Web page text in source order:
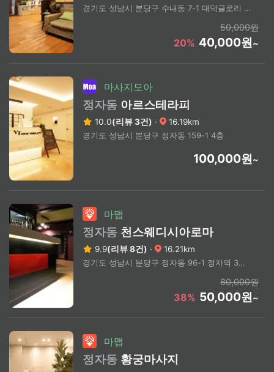
경기도 성남시 분당구 수내동 7-1 대덕글로리 4층
50,000원
20% 40,000원~
마사지모아
정자동 아르스테라피
10.0(리뷰 3건) · 16.19km
경기도 성남시 분당구 정자동 159-1 4층
100,000원~
마맵
정자동 천스웨디시아로마
9.9(리뷰 8건) · 16.21km
경기도 성남시 분당구 정자동 96-1 정자역 3번 출구 도보 5분
80,000원
38% 50,000원~
마맵
정자동 황궁마사지